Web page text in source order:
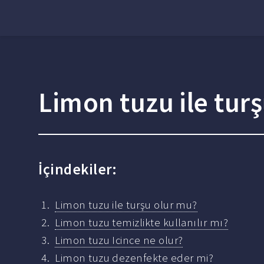
Limon tuzu ile
İçindekiler:
Limon tuzu ile turşu olur mu?
Limon tuzu temizlikte kullanılır mı?
Limon tuzu Icince ne olur?
Limon tuzu dezenfekte eder mi?